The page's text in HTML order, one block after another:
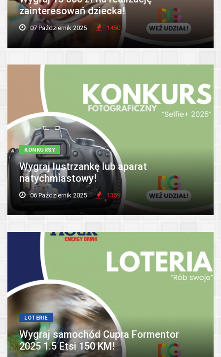
zainteresowań dziecka!
07 Październik 2025 1450
KONKURSY
Wygraj lustrzankę lub aparat
natychmiastowy!
06 Październik 2025 1359
LOTERIE
Wygraj samochód Cupra Formentor
2025 1.5 Etsi 150 KM!